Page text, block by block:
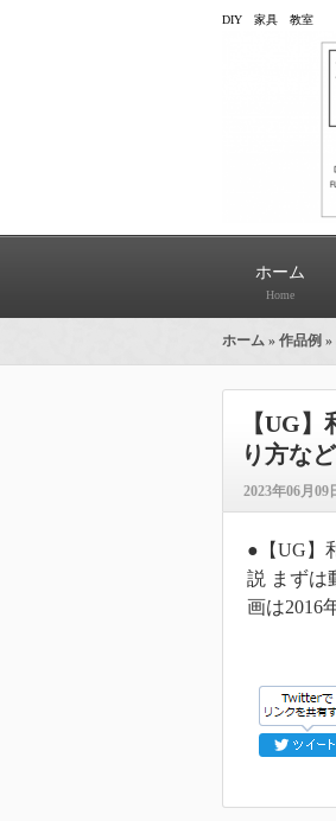
DIY 家具 教室
ホーム
Home
ホーム » 作品例 »
【UG
り方な
2023年06月09
●【UG】
説 まずは
画は2016